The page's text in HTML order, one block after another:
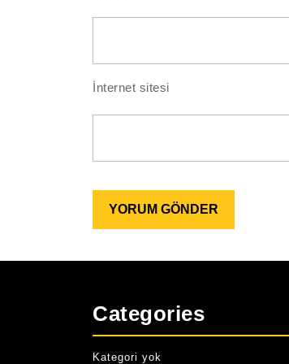
İnternet sitesi
Categories
Kategori yok